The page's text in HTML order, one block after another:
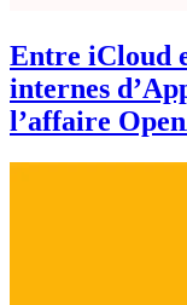
Entre iCloud
internes
l’affaire